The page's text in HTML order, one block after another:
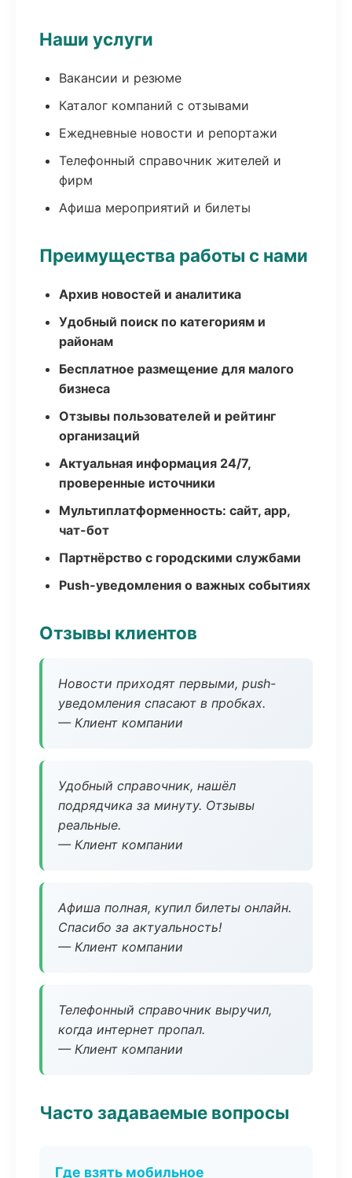
Наши услуги
Вакансии и резюме
Каталог компаний с отзывами
Ежедневные новости и репортажи
Телефонный справочник жителей и
фирм
Афиша мероприятий и билеты
Преимущества работы с нами
Архив новостей и аналитика
Удобный поиск по категориям и
районам
Бесплатное размещение для малого
бизнеса
Отзывы пользователей и рейтинг
организаций
Актуальная информация 24/7,
проверенные источники
Мультиплатформенность: сайт, app,
чат-бот
Партнёрство с городскими службами
Push-уведомления о важных событиях
Отзывы клиентов
Новости приходят первыми, push-
уведомления спасают в пробках.
— Клиент компании
Удобный справочник, нашёл
подрядчика за минуту. Отзывы
реальные.
— Клиент компании
Афиша полная, купил билеты онлайн.
Спасибо за актуальность!
— Клиент компании
Телефонный справочник выручил,
когда интернет пропал.
— Клиент компании
Часто задаваемые вопросы
Где взять мобильное